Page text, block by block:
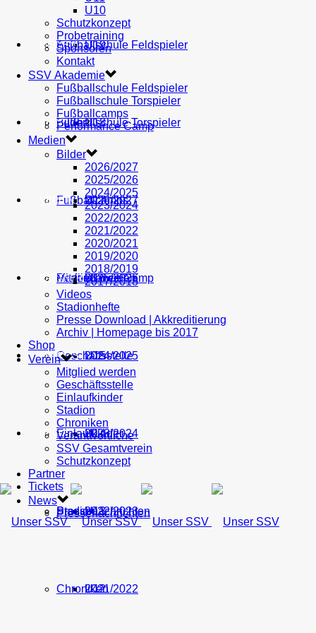
AH U19
U18
U17
U16
U15
U14
U13
U12
Fußballschule Feldspieler
Fußballschule Torspieler
Fußballcamps
Performance Camp
MEDIEN
Bilder
2026/2027
2025/2026
2024/2025
2023/2024
2022/2023
2021/2022
SHOP
VEREIN
Mitglied werden
Geschäftsstelle
Einlaufkinder
Stadion
Chroniken
PARTNER
TICKETS
NEWS
Pressenachrichten
U10
Schutzkonzept
Probetraining
Sponsoren
Kontakt
SSV Akademie
Fußballschule Feldspieler
Fußballschule Torspieler
Fußballcamps
Performance Camp
Medien
Bilder
2026/2027
2025/2026
2024/2025
2023/2024
2022/2023
2021/2022
2020/2021
2019/2020
2018/2019
2017/2018
Videos
Stadionhefte
Presse Download | Akkreditierung
Archiv | Homepage bis 2017
Shop
Verein
Mitglied werden
Geschäftsstelle
Einlaufkinder
Stadion
Chroniken
Verantwortliche
SSV Gesamtverein
Schutzkonzept
Partner
Tickets
News
Pressenachrichten